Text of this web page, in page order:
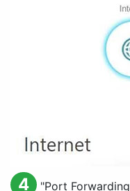
4 "Port Forwarding